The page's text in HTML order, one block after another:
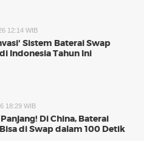
12:14 WIB
Sistem Baterai Swap
Indonesia Tahun Ini
18:29 WIB
Di China, Baterai
di Swap dalam 100 Detik